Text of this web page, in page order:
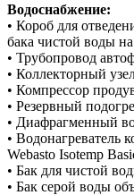
Водоснабжение:
• Короб для
бака чистой воды
• Трубопровод
• Коллекторный
• Компрессор
• Резервный
• Диафрагменный
• Водонагреватель
Webasto Isotemp
• Бак для чистой
• Бак серой воды